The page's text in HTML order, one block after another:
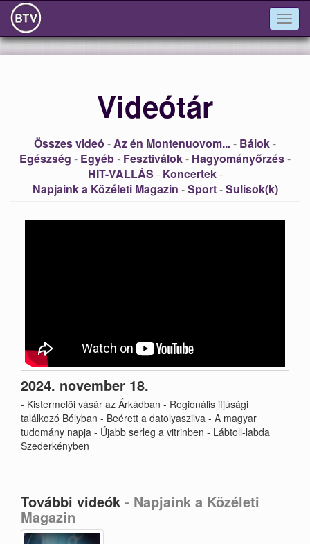
Videótár
Összes videó -Az én Montenuovom...- Bálok-
Egészség - Egyéb- Fesztiválok- Hagyományőrzés-
HIT-VALLÁS - Koncertek-
Napjaink a Közéleti Magazin -Sport-Sulisok(k)
2024. november 18.
- Kistermelői vásár az Árkádban - Regionális ifjúsági
találkozó Bólyban - Beérett a datolyaszilva - A magyar
tudomány napja - Újabb serleg a vitrinben - Lábtoll-labda
Szederkényben
További videók - Napjaink a Közéleti
Magazin